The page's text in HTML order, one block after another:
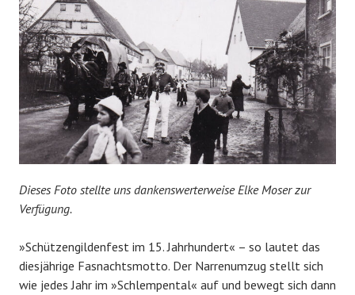
Dieses Foto stellte uns dankenswerterweise Elke Moser zur
Verfügung.
»Schützengildenfest im 15. Jahrhundert« – so lautet das
diesjährige Fasnachtsmotto. Der Narrenumzug stellt sich
wie jedes Jahr im »Schlempental« auf und bewegt sich dann